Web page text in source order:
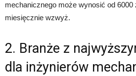
mechanicznego może wynosić od 6000
miesięcznie wzwyż.
2. Branże z
dla inżynierów